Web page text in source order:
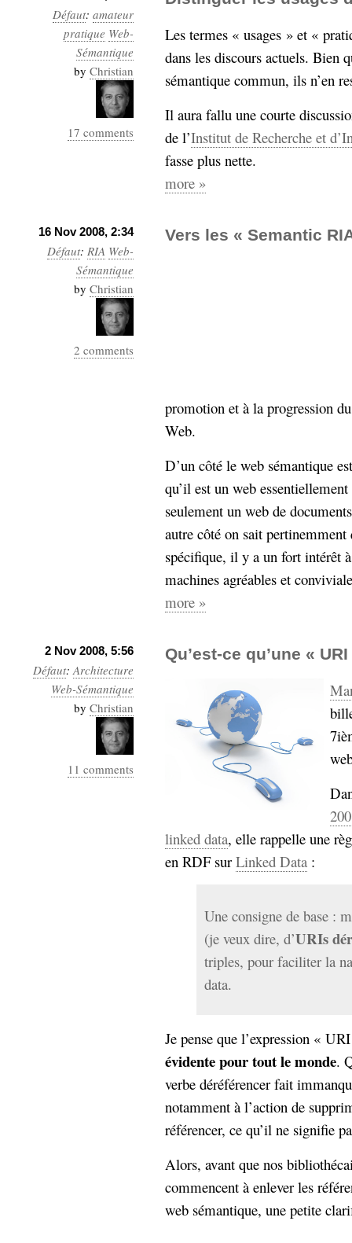
Défaut: amateur
pratique Web-
Sémantique
by Christian
17 comments
Les termes « usages » et «
dans les discours actuels. Bien
sémantique commun, ils n’en
Il aura fallu une courte
de l’Institut de Recherche et
fasse plus nette.
more »
16 Nov 2008, 2:34
Défaut: RIA Web-
Sémantique
by Christian
2 comments
Vers les « Semantic
promotion et à la progression
Web.
D’un côté le web sémantique
qu’il est un web
seulement un web de
autre côté on sait
spécifique, il y a un fort intérêt
machines agréables et
more »
2 Nov 2008, 5:56
Défaut:Architecture
Web-Sémantique
by Christian
11 comments
Qu’est-ce qu’une «
linked data, elle rappelle une
en RDF sur Linked Data :
Une consigne de base :
(je veux dire, d’URIs
triples, pour faciliter la
data.
Je pense que l’expression «
évidente pour tout le monde.
verbe déréférencer fait
notamment à l’action de
référencer, ce qu’il ne signifie
Alors, avant que nos
commencent à enlever les
web sémantique, une petite